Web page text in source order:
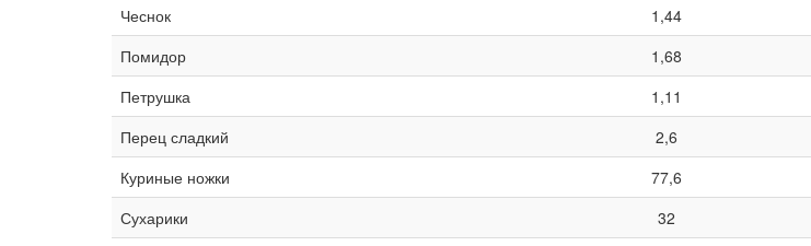
Чеснок
1,44
Помидор
1,68
Петрушка
1,11
Перец сладкий
2,6
Куриные ножки
77,6
Сухарики
32